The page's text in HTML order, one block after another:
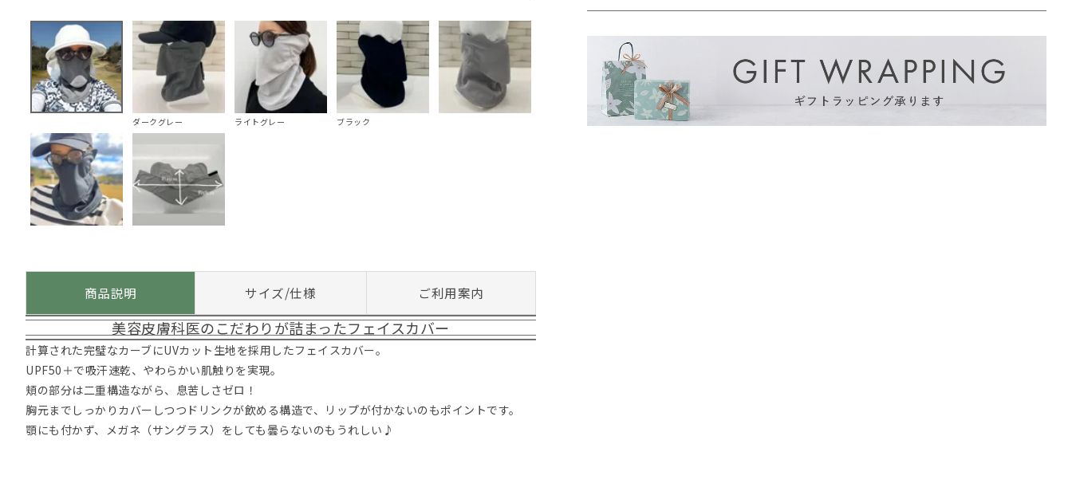
ダークグレー ライトグレー ブラック
商品説明 サイズ/仕様 ご利用案内
美容皮膚科医のこだわりが詰まったフェイスカバー
計算された完璧なカーブにUVカット生地を採用したフェイスカバー。
UPF50＋で吸汗速乾、やわらかい肌触りを実現。
頬の部分は二重構造ながら、息苦しさゼロ！
胸元までしっかりカバーしつつドリンクが飲める構造で、リップが付かないのもポイントです。
顎にも付かず、メガネ（サングラス）をしても曇らないのもうれしい♪